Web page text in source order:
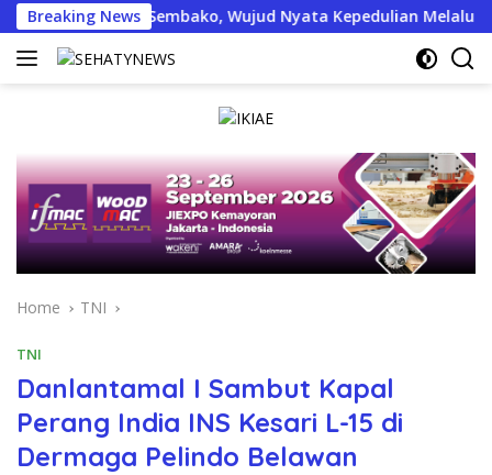
Skip
to
content
Breaking News
Bantuan Sembako, Wujud Nyata Kepedulian Melalui Dunia
Home TNI
TNI
Danlantamal I Sambut Kapal
Perang India INS Kesari L-15 di
Dermaga Pelindo Belawan